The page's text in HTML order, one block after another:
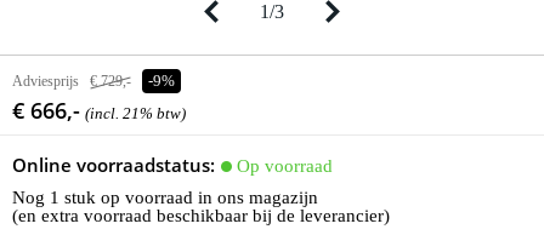
1/3
Adviesprijs € 729,- -9%
€ 666,- (incl. 21% btw)
Online voorraadstatus:
Op voorraad
Nog 1 stuk op voorraad in ons magazijn
(en extra voorraad beschikbaar bij de leverancier)